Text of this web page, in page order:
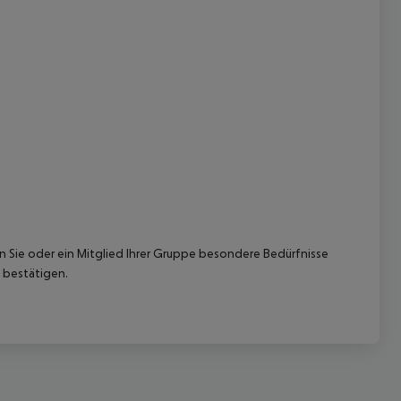
oder ein Mitglied Ihrer Gruppe besondere Bedürfnisse
bestätigen.